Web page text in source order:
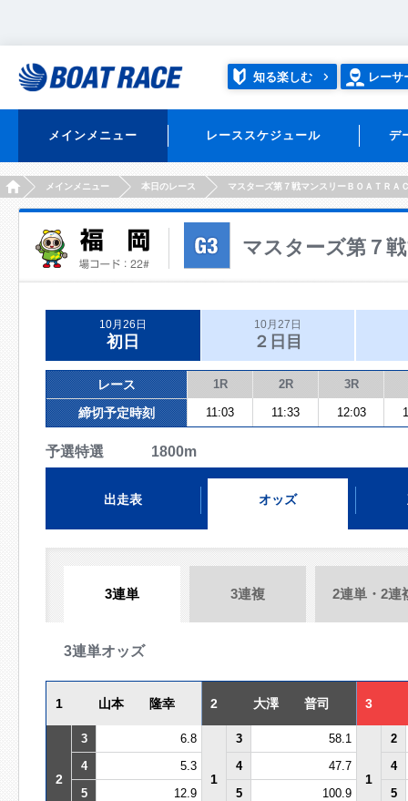
知る楽しむ レーサ
メインメニュー レーススケジュール デ
HOMEメインメニュー 本日のレース マスターズ第７戦マンスリーＢＯＡＴＲＡ
マスターズ第７
10月26日
初日
10月27日
２日目
レース 1R 2R 3R
締切予定時刻 11:03 11:33 12:03
予選特選 1800m
出走表 オッズ
3連単 3連複 2連単・2連
3連単オッズ
1 山本 隆幸 2 大澤 普司 3
2
3 6.8
1
3 58.1
1
2
4
5.3 4 47.7
4
5
12.9 5 100.9
5